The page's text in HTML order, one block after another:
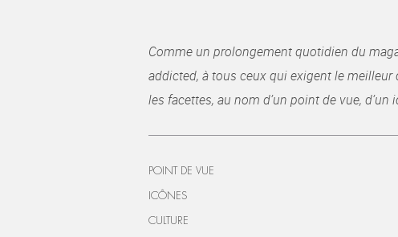
Comme un prolongement quotidien du
addicted, à tous ceux qui exigent le meilleur
les facettes, au nom d’un point de vue,
POINT DE VUE
ICÔNES
CULTURE